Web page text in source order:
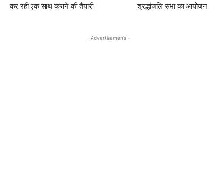
कर रही एक साथ कराने की तैयारी
श्रद्धांजलि सभा का आयोजन
- Advertisemen's -